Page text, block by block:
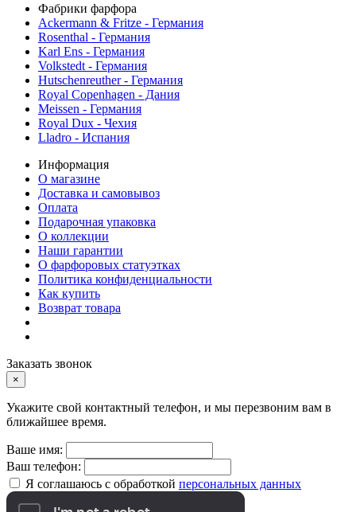
Фабрики фарфора
Ackermann & Fritze - Германия
Rosenthal - Германия
Karl Ens - Германия
Volkstedt - Германия
Hutschenreuther - Германия
Royal Copenhagen - Дания
Meissen - Германия
Royal Dux - Чехия
Lladro - Испания
Информация
О магазине
Доставка и самовывоз
Оплата
Подарочная упаковка
О коллекции
Наши гарантии
О фарфоровых статуэтках
Политика конфиденциальности
Как купить
Возврат товара
Заказать звонок
×
Укажите свой контактный телефон, и мы перезвоним вам в
ближайшее время.
Ваше имя:
Ваш телефон:
Я соглашаюсь с обработкой персональных данных